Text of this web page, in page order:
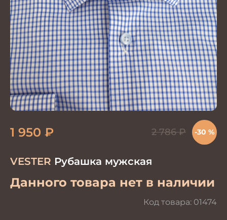
VESTER Рубашка мужская
Данного товара нет в наличии
Код товара: 01474
1 950 ₽ 2 786₽ -30 %